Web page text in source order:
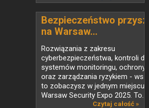
Bezpieczeństwo
na Warsaw...
Rozwiązania z zakresu
cyberbezpieczeństwa, kontroli
systemów monitoringu, ochrony
oraz zarządzania ryzykiem -
to zobaczysz w jednym miejscu
Warsaw Security Expo 2025. To...
Czytaj całość »